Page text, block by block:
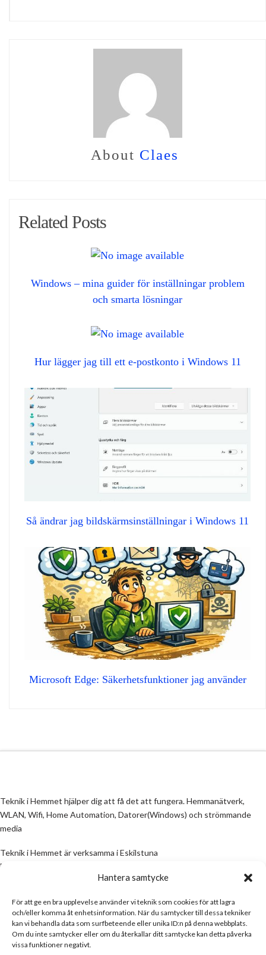
Hantera samtycke
För att ge en bra upplevelse använder vi teknik som cookies för att lagra
och/eller komma åt enhetsinformation. När du samtycker till dessa tekniker
kan vi behandla data som surfbeteende eller unika ID:n på denna webbplats.
Om du inte samtycker eller om du återkallar ditt samtycke kan detta påverka
vissa funktioner negativt.
About Claes
Related Posts
Windows – mina guider för inställningar problem
och smarta lösningar
Hur lägger jag till ett e-postkonto i Windows 11
Så ändrar jag bildskärmsinställningar i Windows 11
Microsoft Edge: Säkerhetsfunktioner jag använder
Teknik i Hemmet hjälper dig att få det att fungera. Hemmanätverk,
WLAN, Wifi, Home Automation, Datorer(Windows) och strömmande
media
Teknik i Hemmet är verksamma i Eskilstuna
Email:
All information på denna sida skall ses som en guide, inte en manual. Om
information på sidan inte stämmer och/eller är felaktig, skicka gärna ett
mail